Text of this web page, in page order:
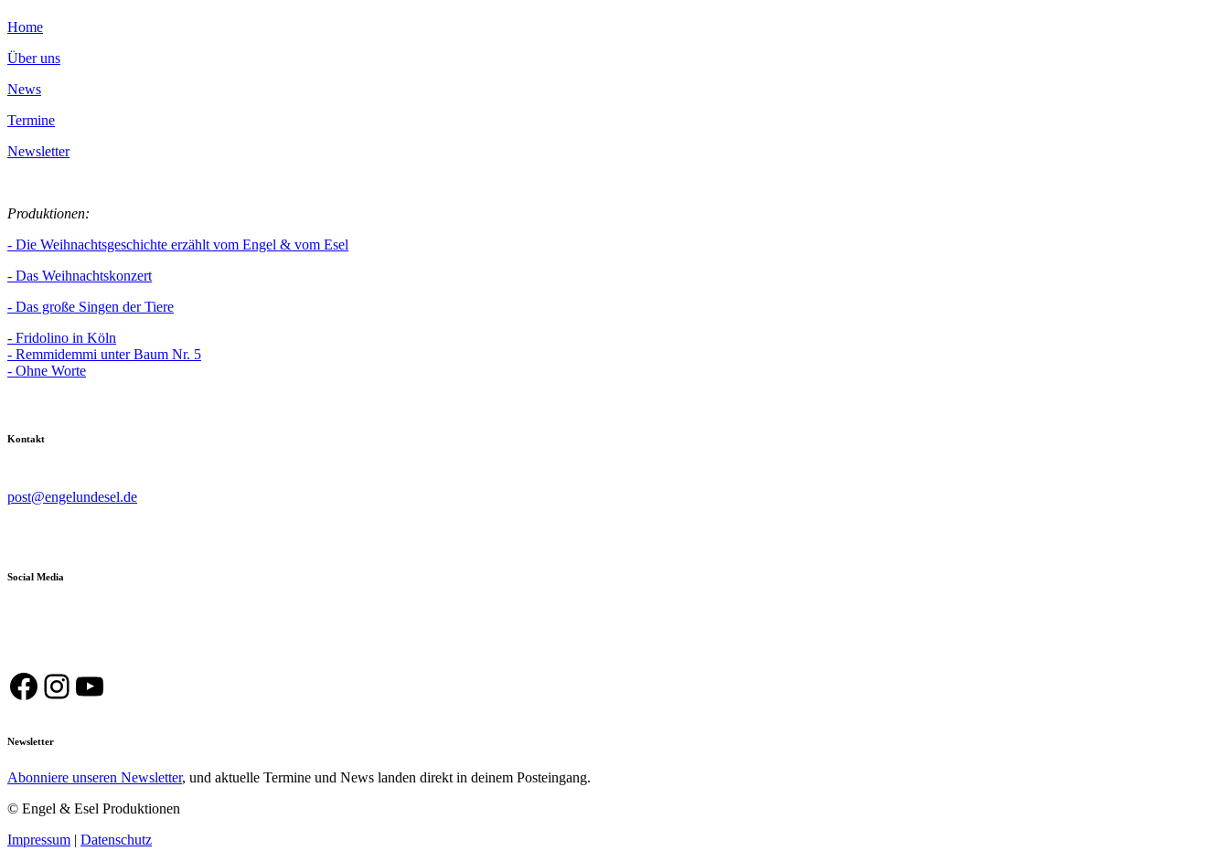
Home
Über uns
News
Termine
Newsletter
Produktionen:
- Die Weihnachtsgeschichte erzählt vom Engel & vom Esel
- Das Weihnachtskonzert
- Das große Singen der Tiere
- Fridolino in Köln
- Remmidemmi unter Baum Nr. 5
- Ohne Worte
Kontakt
post@engelundesel.de
Social Media
Facebook
Instagram
YouTube
Newsletter
Abonniere unseren Newsletter, und aktuelle Termine und News landen direkt in deinem Posteingang.
© Engel & Esel Produktionen
Impressum | Datenschutz